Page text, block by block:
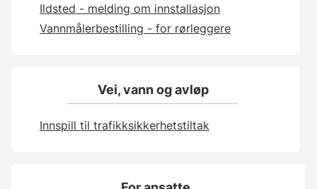
Ildsted - melding om innstallasjon
Vannmålerbestilling - for rørleggere
Vei, vann og avløp
Innspill til trafikksikkerhetstiltak